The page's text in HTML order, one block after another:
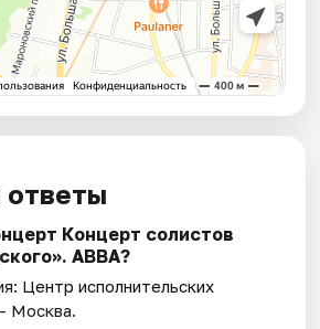
ответы
Концерт солистов
АВВА?
Центр исполнительских
Москва.